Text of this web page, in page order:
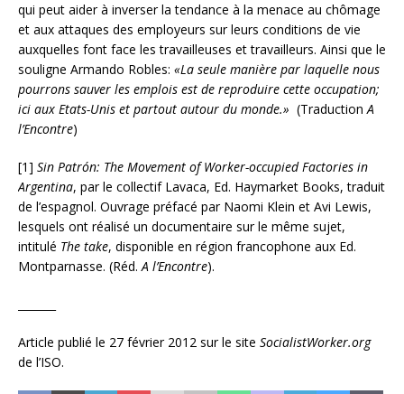
qui peut aider à inverser la tendance à la menace au chômage
et aux attaques des employeurs sur leurs conditions de vie
auxquelles font face les travailleuses et travailleurs. Ainsi que le
souligne Armando Robles: «La seule manière par laquelle nous
pourrons sauver les emplois est de reproduire cette occupation;
ici aux Etats-Unis et partout autour du monde.» (TraductionA
l’Encontre)
[1] Sin Patrón: The Movement of Worker-occupied Factories in
Argentina, par le collectif Lavaca, Ed. Haymarket Books, traduit
de l’espagnol. Ouvrage préfacé par Naomi Klein et Avi Lewis,
lesquels ont réalisé un documentaire sur le même sujet,
intitulé The take, disponible en région francophone aux Ed.
Montparnasse. (Réd.A l’Encontre).
Article publié le 27 février 2012 sur le site SocialistWorker.org
de l’ISO.